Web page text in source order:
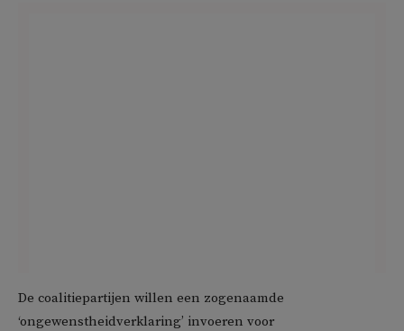
De coalitiepartijen willen een zogenaamde
‘ongewenstheidverklaring’ invoeren voor